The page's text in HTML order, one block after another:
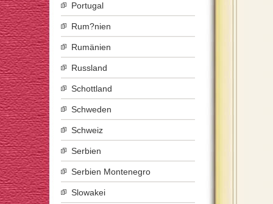
Portugal
Rum?nien
Rumänien
Russland
Schottland
Schweden
Schweiz
Serbien
Serbien Montenegro
Slowakei